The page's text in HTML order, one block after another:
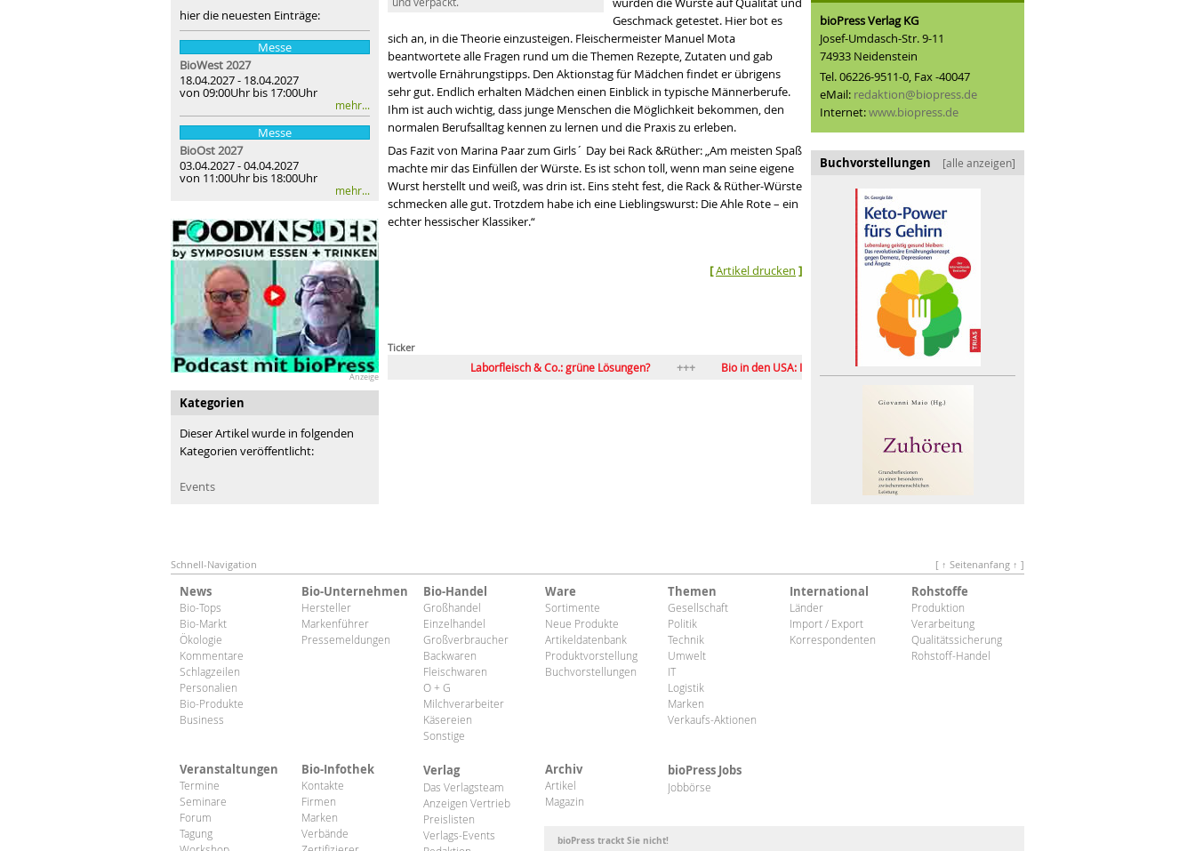
hier die neuesten Einträge:
Messe
BioWest 2027
18.04.2027 - 18.04.2027
von 09:00Uhr bis 17:00Uhr
mehr...
Messe
BioOst2027
03.04.2027 - 04.04.2027
von 11:00Uhr bis 18:00Uhr
mehr...
Anzeige
Kategorien
Dieser Artikel wurde in folgenden
Kategorien veröffentlicht:
Events
Geschmack getestet. Hier bot es
sich an, in die Theorie einzusteigen. Fleischermeister Manuel Mota
beantwortete alle Fragen rund um die Themen Rezepte, Zutaten und gab
wertvolle Ernährungstipps. Den Aktionstag für Mädchen findet er übrigens
sehr gut. Endlich erhalten Mädchen einen Einblick in typische Männerberufe.
Ihm ist auch wichtig, dass junge Menschen die Möglichkeit bekommen, den
normalen Berufsalltag kennen zu lernen und die Praxis zu erleben.
Das Fazit von Marina Paar zum Girls´ Day bei Rack &Rüther: „Am meisten Spaß
machte mir das Einfüllen der Würste. Es ist schon toll, wenn man seine eigene
Wurst herstellt und weiß, was drin ist. Eins steht fest, die Rack & Rüther-Würste
schmecken alle gut. Trotzdem habe ich eine Lieblingswurst: Die Ahle Rote – ein
echter hessischer Klassiker.“
[Artikel drucken ]
Ticker
Laborfleisch & Co.: grüne Lösungen? Bio in den USA: Integrität bewahren
bioPress Verlag KG
Josef-Umdasch-Str. 9-11
74933 Neidenstein
Tel. 06226-9511-0, Fax -40047
eMail: redaktion@biopress.de
Internet:www.biopress.de
Buchvorstellungen [alle anzeigen]
Schnell-Navigation [ ↑ Seitenanfang ↑ ]
News
Bio-Tops
Bio-Markt
Ökologie
Kommentare
Schlagzeilen
Personalien
Bio-Produkte
Business
Bio-Unternehmen
Hersteller
Markenführer
Pressemeldungen
Bio-Handel
Großhandel
Einzelhandel
Großverbraucher
Backwaren
Fleischwaren
O + G
Milchverarbeiter
Käsereien
Sonstige
Ware
Sortimente
Neue Produkte
Artikeldatenbank
Produktvorstellung
Buchvorstellungen
Themen
Gesellschaft
Politik
Technik
Umwelt
IT
Logistik
Marken
Verkaufs-Aktionen
International
Länder
Import / Export
Korrespondenten
Rohstoffe
Produktion
Verarbeitung
Qualitätssicherung
Rohstoff-Handel
Veranstaltungen
Termine
Seminare
Forum
Tagung
Bio-Infothek
Kontakte
Firmen
Marken
Verbände
Verlag
Das Verlagsteam
Anzeigen Vertrieb
Preislisten
Verlags-Events
Archiv
Artikel
Magazin
bioPress Jobs
Jobbörse
bioPress trackt Sie nicht!